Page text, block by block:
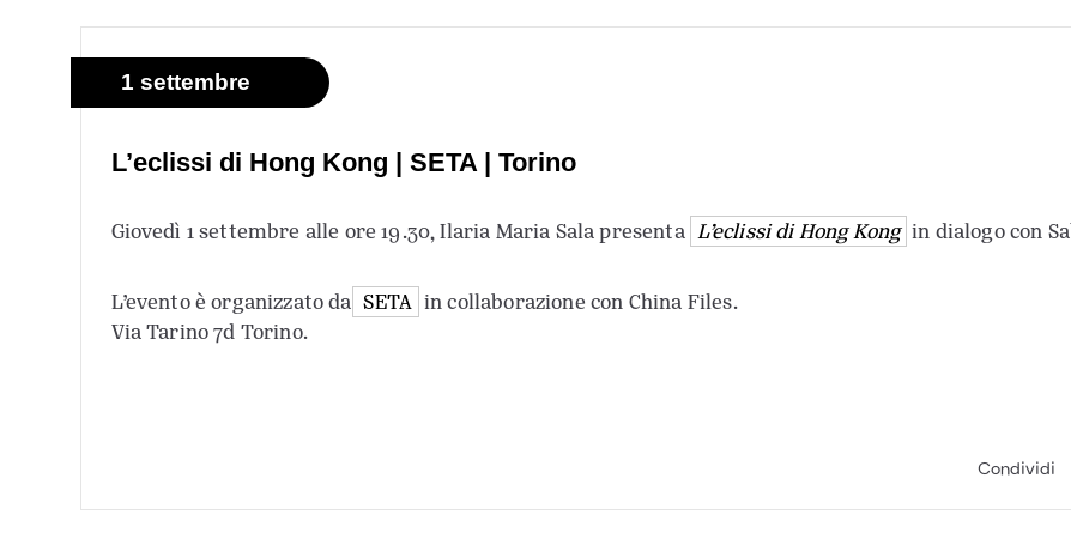
1 settembre
L’eclissi di Hong Kong | SETA | Torino
Giovedì 1 settembre alle ore 19.30, Ilaria Maria Sala presenta L’eclissi di Hong Kong in dialogo con
L’evento è organizzato da SETA in collaborazione con China Files.
Via Tarino 7d Torino.
Condividi